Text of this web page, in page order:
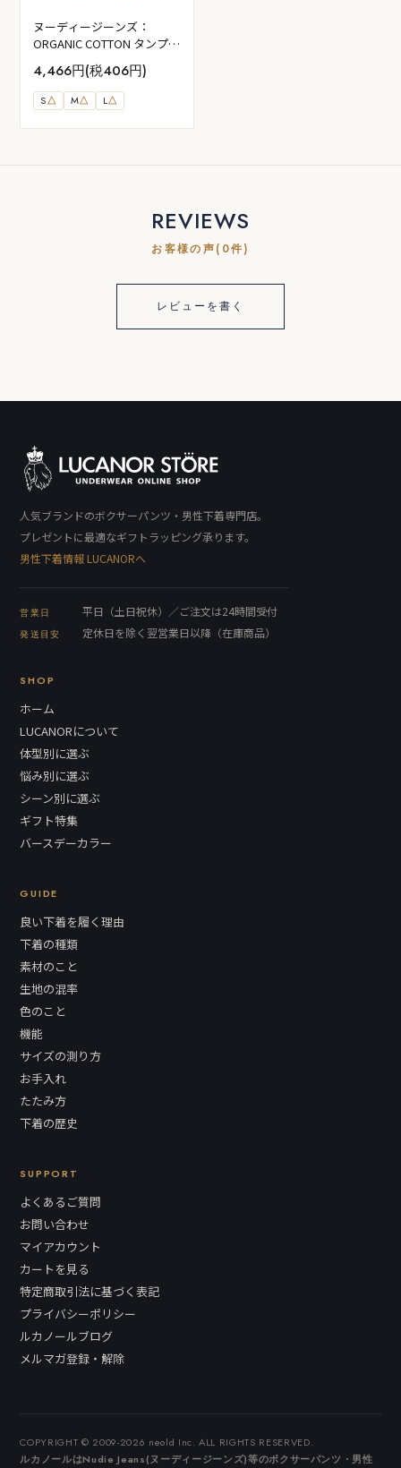
ヌーディージーンズ：
ORGANIC COTTON タンプト
ップ (ダイナマイト)
4,466円(税406円)
S△ M△ L△
REVIEWS
お客様の声(0件)
レビューを書く
人気ブランドのボクサーパンツ・男性下着専門店。
プレゼントに最適なギフトラッピング承ります。
男性下着情報 LUCANORへ
営業日 平日（土日祝休）／ご注文は24時間受付
発送目安 定休日を除く翌営業日以降（在庫商品）
SHOP
ホーム
LUCANORについて
体型別に選ぶ
悩み別に選ぶ
シーン別に選ぶ
ギフト特集
バースデーカラー
GUIDE
良い下着を履く理由
下着の種類
素材のこと
生地の混率
色のこと
機能
サイズの測り方
お手入れ
たたみ方
下着の歴史
SUPPORT
よくあるご質問
お問い合わせ
マイアカウント
カートを見る
特定商取引法に基づく表記
プライバシーポリシー
ルカノールブログ
メルマガ登録・解除
COPYRIGHT © 2009-2026 neold Inc. ALL RIGHTS RESERVED.
ルカノールはNudie Jeans(ヌーディージーンズ)等のボクサーパンツ・男性